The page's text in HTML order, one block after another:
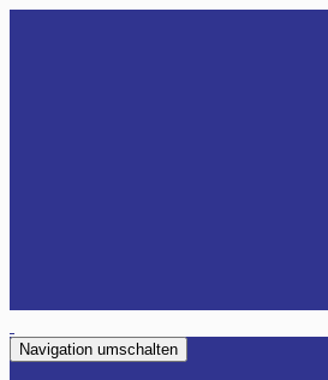
Navigation umschalten